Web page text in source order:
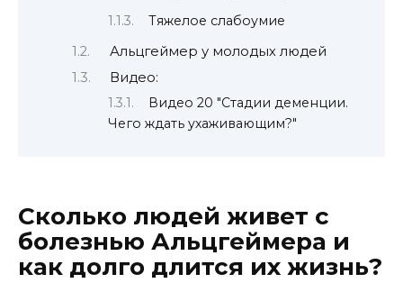
Тяжелое слабоумие
Альцгеймер у молодых людей
Видео:
Видео 20 "Стадии деменции.
Чего ждать ухаживающим?"
Сколько людей живет с
болезнью Альцгеймера и
как долго длится их жизнь?